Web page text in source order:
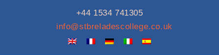
+44 1534 741305
info@stbreladescollege.co.uk